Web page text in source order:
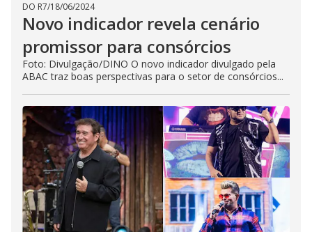
DO R7/18/06/2024
Novo indicador revela cenário
promissor para consórcios
Foto: Divulgação/DINO O novo indicador divulgado pela
ABAC traz boas perspectivas para o setor de consórcios...